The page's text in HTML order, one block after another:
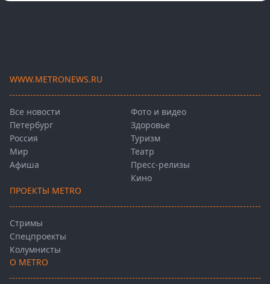
WWW.METRONEWS.RU
Все новости
Петербург
Россия
Мир
Афиша
Фото и видео
Здоровье
Туризм
Театр
Пресс-релизы
Кино
ПРОЕКТЫ METRO
Стримы
Спецпроекты
Колумнисты
О METRO